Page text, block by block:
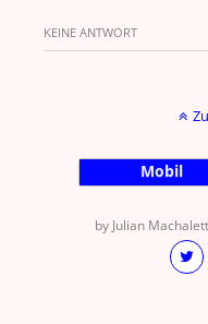
KEINE ANTWORT
Mobil
by Julian